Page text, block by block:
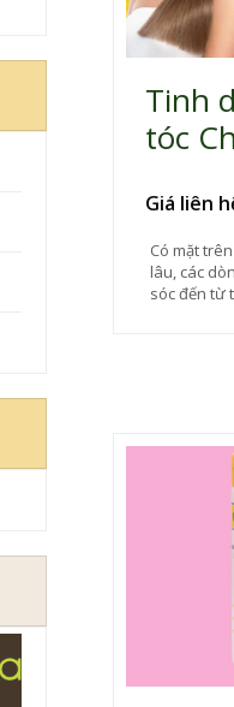
Tinh
tóc
Giá liên
Có mặt
lâu, các
sóc đến từ
cho những
nhuộm,
xúc ánh